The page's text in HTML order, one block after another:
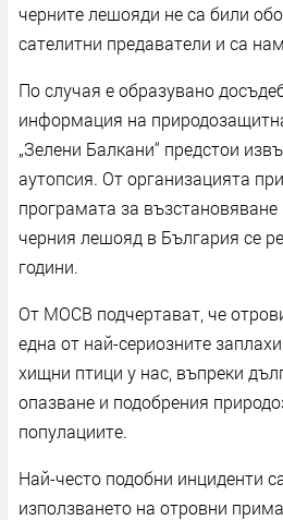
черните лешояди не са били
сателитни предаватели и са
По случая е образувано
информация на
„Зелени Балкани“ предстои
аутопсия. От организацията
програмата за
черния лешояд в България се
години.
От МОСВ подчертават, че
една от най-сериозните
хищни птици у нас, въпреки
опазване и подобрения
популациите.
Най-често подобни инциденти
използването на отровни